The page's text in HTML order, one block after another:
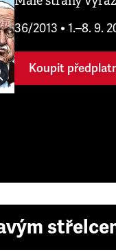
36/2013 • 1.–8. 9.
Koupit